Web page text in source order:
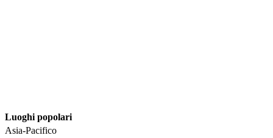
Luoghi popolari​​
Asia-Pacifico​​